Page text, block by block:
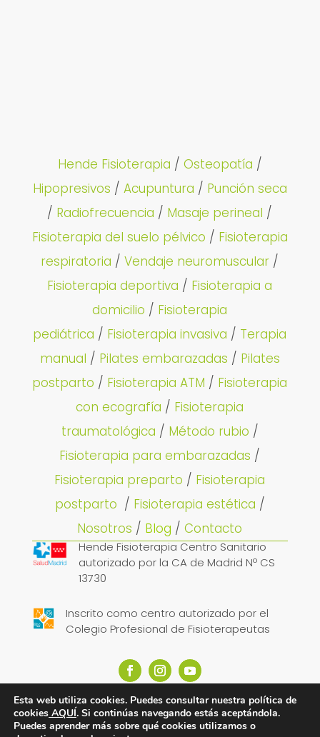
Hende Fisioterapia / Osteopatía /
Hipopresivos / Acupuntura / Punción seca
/ Radiofrecuencia / Masaje perineal /
Fisioterapia del suelo pélvico / Fisioterapia
respiratoria /Vendaje neuromuscular /
Fisioterapia deportiva / Fisioterapia a
domicilio / Fisioterapia
pediátrica / Fisioterapia invasiva / Terapia
manual / Pilates embarazadas / Pilates
postparto / Fisioterapia ATM / Fisioterapia
con ecografía / Fisioterapia
traumatológica / Método rubio /
Fisioterapia para embarazadas /
Fisioterapia preparto / Fisioterapia
postparto / Fisioterapia estética /
Nosotros / Blog /Contacto
Hende Fisioterapia Centro Sanitario
autorizado por la CA de Madrid Nº CS
13730
Inscrito como centro autorizado por el
Colegio Profesional de Fisioterapeutas
© 2026Hende Fisioterapia– Diseño web
Esta web utiliza cookies. Puedes consultar nuestra política de
cookies AQUÍ. Si continúas navegando estás aceptándola.
Puedes aprender más sobre qué cookies utilizamos o